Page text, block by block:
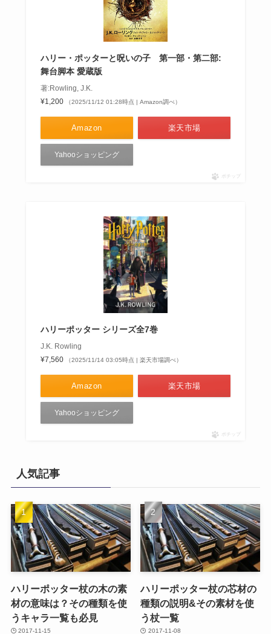
ハリー・ポッターと呪いの子 第一部・第二部:
舞台脚本 愛蔵版
著:Rowling, J.K.
¥1,200
（2025/11/12 01:28時点 | Amazon調べ）
Amazon 楽天市場
Yahooショッピング
ポチップ
ハリーポッター シリーズ全7巻
J.K. Rowling
¥7,560
（2025/11/14 03:05時点 | 楽天市場調べ）
Amazon 楽天市場
Yahooショッピング
ポチップ
人気記事
ハリーポッター杖の木の素
材の意味は？その種類を使
うキャラ一覧も必見
2017-11-15
ハリーポッター杖の芯材の
種類の説明&その素材を使
う杖一覧
2017-11-08